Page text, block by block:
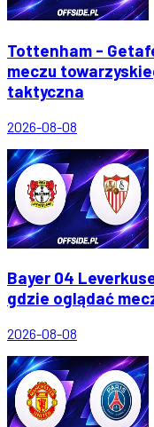
Tottenham -
meczu
taktyczna
2026-08-08
Bayer 04
gdzie oglądać
2026-08-08